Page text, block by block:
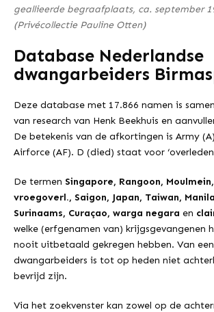
geallieerde begraafplaats, ca. september
(Privécollectie Pauline Otten)
Database Nederlandse
dwangarbeiders
Deze database met 17.866 namen is
van research van Henk Beekhuis en
De betekenis van de afkortingen is Army
Airforce (AF). D (died) staat voor
De termen Singapore, Rangoon,
vroegoverl., Saigon, Japan, Taiwan,
Surinaams, Curaçao, warga negara en
welke (erfgenamen van) krijgsgevangenen
nooit uitbetaald gekregen hebben. Van
dwangarbeiders is tot op heden niet
bevrijd zijn.
Via het zoekvenster kan zowel op de